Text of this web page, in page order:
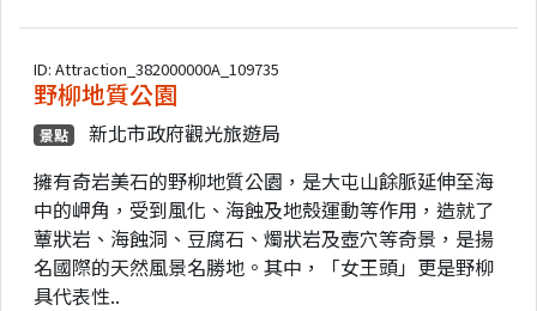
ID: Attraction_382000000A_109735
野柳地質公園
景點
新北市政府觀光旅遊局
擁有奇岩美石的野柳地質公園，是大屯山餘脈延伸至海
中的岬角，受到風化、海蝕及地殼運動等作用，造就了
蕈狀岩、海蝕洞、豆腐石、燭狀岩及壺穴等奇景，是揚
名國際的天然風景名勝地。其中，「女王頭」更是野柳
具代表性..